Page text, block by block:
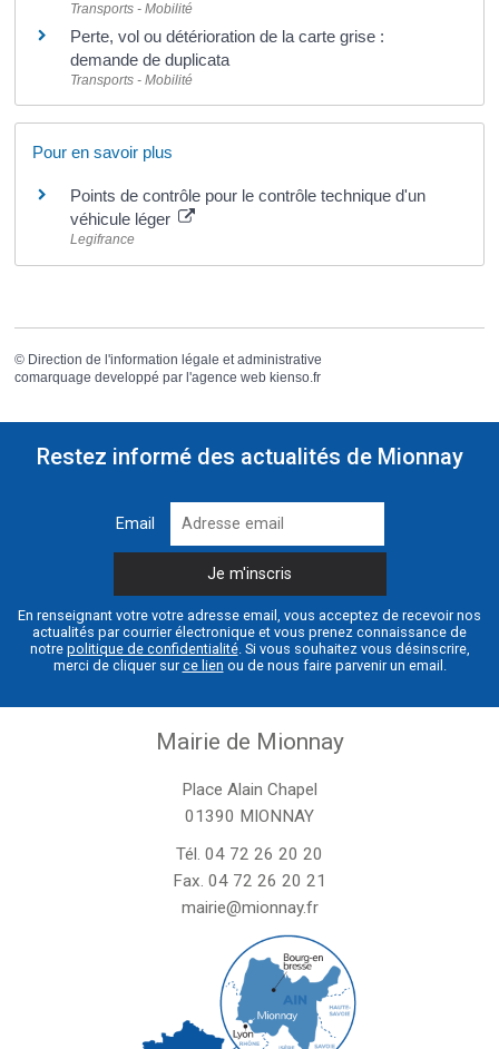
Transports - Mobilité
Perte, vol ou détérioration de la carte grise :
demande de duplicata
Transports - Mobilité
Pour en savoir plus
Points de contrôle pour le contrôle technique d'un
véhicule léger
Legifrance
© Direction de l'information légale et administrative
comarquage developpé par l'agence web kienso.fr
Restez informé des actualités de Mionnay
Email
En renseignant votre votre adresse email, vous acceptez de recevoir nos
actualités par courrier électronique et vous prenez connaissance de
notre politique de confidentialité. Si vous souhaitez vous désinscrire,
merci de cliquer surce lien ou de nous faire parvenir un email.
Mairie de Mionnay
Place Alain Chapel
01390 MIONNAY
Tél. 04 72 26 20 20
Fax. 04 72 26 20 21
mairie@mionnay.fr